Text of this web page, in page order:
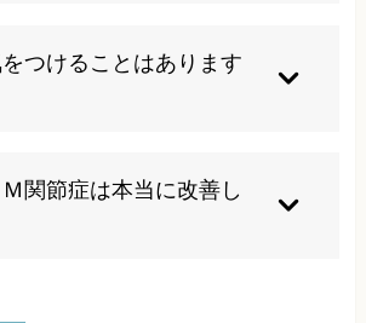
題解決にはなりません。長期間の
リスクもあるため、根本的な原因
ーチを並行して行うことをお勧め
つけることはあります
重要です。また、手首や指のスト
に行い、血流を改善することも効
のを持つときは両手を使うな
関節症は本当に改善し
れています。特に手首や前腕の